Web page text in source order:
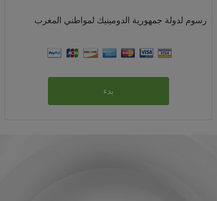
رسوم لدولة جمهورية الدومينيك لمواطني المغرب
بدء